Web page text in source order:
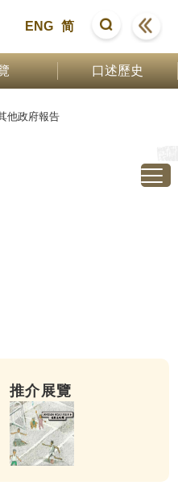
ENG 简
口述歷史
他政府報告
推介展覽